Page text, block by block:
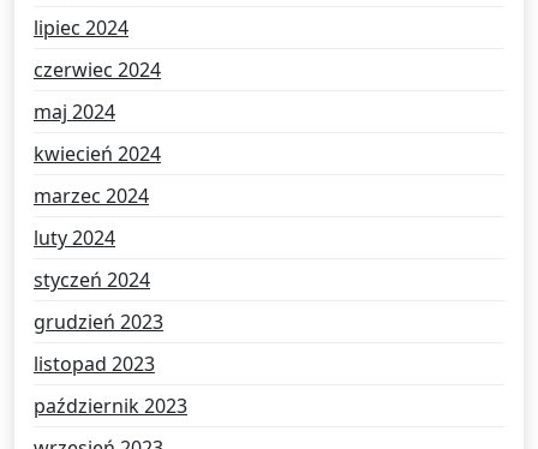
lipiec 2024
czerwiec 2024
maj 2024
kwiecień 2024
marzec 2024
luty 2024
styczeń 2024
grudzień 2023
listopad 2023
październik 2023